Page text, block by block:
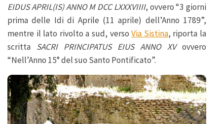
EIDUS APRIL(IS) ANNO M DCC LXXXVIIII, ovvero “3 giorni
prima delle Idi di Aprile (11 aprile) dell’Anno 1789”,
mentre il lato rivolto a sud, versoVia Sistina, riporta la
scritta SACRI PRINCIPATUS EIUS ANNO XVovvero
“Nell’Anno 15° del suo Santo Pontificato”.